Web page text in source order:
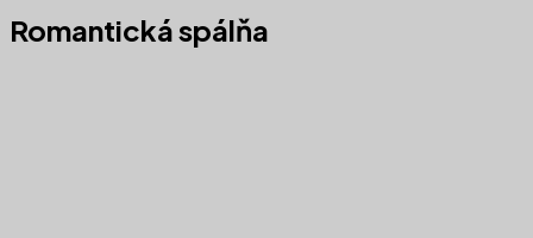
Romantická spálňa